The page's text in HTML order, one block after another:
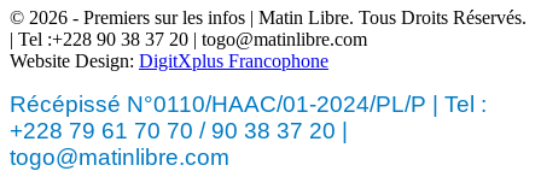
© 2026 - Premiers sur les infos | Matin Libre. Tous Droits Réservés.
| Tel :+228 90 38 37 20 | togo@matinlibre.com
Website Design: DigitXplus Francophone
Récépissé N°0110/HAAC/01-2024/PL/P | Tel :
+228 79 61 70 70 / 90 38 37 20 |
togo@matinlibre.com